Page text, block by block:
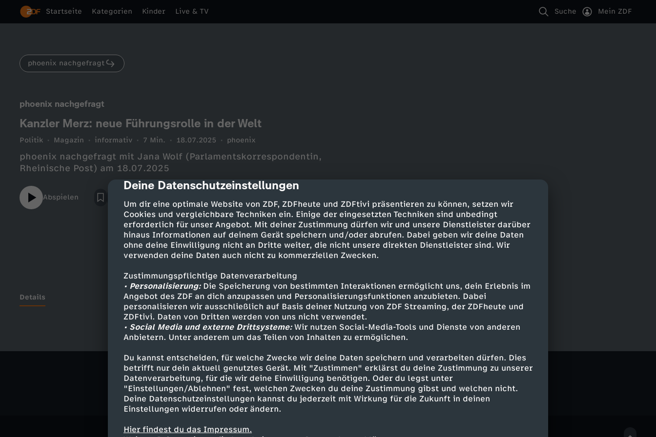
cmp-dialog-description
Deine Datenschutzeinstellungen
Um dir eine optimale Website von ZDF, ZDFheute und ZDFtivi präsentieren zu können, setzen wir
Cookies und vergleichbare Techniken ein. Einige der eingesetzten Techniken sind unbedingt
erforderlich für unser Angebot. Mit deiner Zustimmung dürfen wir und unsere Dienstleister darüber
hinaus Informationen auf deinem Gerät speichern und/oder abrufen. Dabei geben wir deine Daten
ohne deine Einwilligung nicht an Dritte weiter, die nicht unsere direkten Dienstleister sind. Wir
verwenden deine Daten auch nicht zu kommerziellen Zwecken.
Zustimmungspflichtige Datenverarbeitung
• Personalisierung:Die Speicherung von bestimmten Interaktionen ermöglicht uns, dein Erlebnis im
Angebot des ZDF an dich anzupassen und Personalisierungsfunktionen anzubieten. Dabei
personalisieren wir ausschließlich auf Basis deiner Nutzung von ZDF Streaming, der ZDFheute und
ZDFtivi. Daten von Dritten werden von uns nicht verwendet.
• Social Media und externe Drittsysteme:Wir nutzen Social-Media-Tools und Dienste von anderen
Anbietern. Unter anderem um das Teilen von Inhalten zu ermöglichen.
Du kannst entscheiden, für welche Zwecke wir deine Daten speichern und verarbeiten dürfen. Dies
betrifft nur dein aktuell genutztes Gerät. Mit "Zustimmen" erklärst du deine Zustimmung zu unserer
Datenverarbeitung, für die wir deine Einwilligung benötigen. Oder du legst unter
"Einstellungen/Ablehnen" fest, welchen Zwecken du deine Zustimmung gibst und welchen nicht.
Deine Datenschutzeinstellungen kannst du jederzeit mit Wirkung für die Zukunft in deinen
Einstellungen widerrufen oder ändern.
Hier findest du das Impressum.
Startseite Kategorien Kinder Live & TV Suche Mein ZDF
phoenix nachgefragt
phoenix nachgefragt
Kanzler Merz: neue Führungsrolle in der Welt
Politik Magazin informativ 7 Min. 18.07.2025 phoenix
phoenix nachgefragt mit Jana Wolf (Parlamentskorrespondentin,
Rheinische Post) am 18.07.2025
Abspielen
Details
Ähnliche Inhalte entdecken
Politik Magazin informativ phoenix nachgefragt